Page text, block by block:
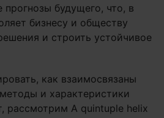
будущего, что, в
бизнесу и обществу
и строить устойчивое
как взаимосвязаны
и характеристики
рассмотрим A quintuple helix